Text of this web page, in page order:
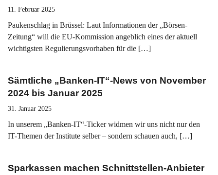
11. Februar 2025
Paukenschlag in Brüssel: Laut Informationen der „Börsen-
Zeitung“ will die EU-Kommission angeblich eines der aktuell
wichtigsten Regulierungsvorhaben für die […]
Sämtliche „Banken-IT“-News von November
2024 bis Januar 2025
31. Januar 2025
In unserem „Banken-IT“-Ticker widmen wir uns nicht nur den
IT-Themen der Institute selber – sondern schauen auch, […]
Sparkassen machen Schnittstellen-Anbieter